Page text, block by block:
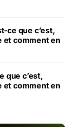
ce que c’est,
et comment en
que c’est,
et comment en